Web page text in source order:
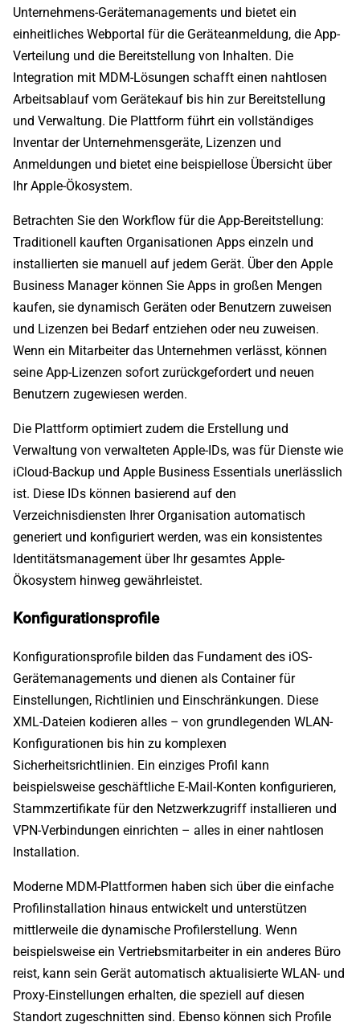
Unternehmens-Gerätemanagements und bietet ein
einheitliches Webportal für die Geräteanmeldung, die App-
Verteilung und die Bereitstellung von Inhalten. Die
Integration mit MDM-Lösungen schafft einen nahtlosen
Arbeitsablauf vom Gerätekauf bis hin zur Bereitstellung
und Verwaltung. Die Plattform führt ein vollständiges
Inventar der Unternehmensgeräte, Lizenzen und
Anmeldungen und bietet eine beispiellose Übersicht über
Ihr Apple-Ökosystem.
Betrachten Sie den Workflow für die App-Bereitstellung:
Traditionell kauften Organisationen Apps einzeln und
installierten sie manuell auf jedem Gerät. Über den Apple
Business Manager können Sie Apps in großen Mengen
kaufen, sie dynamisch Geräten oder Benutzern zuweisen
und Lizenzen bei Bedarf entziehen oder neu zuweisen.
Wenn ein Mitarbeiter das Unternehmen verlässt, können
seine App-Lizenzen sofort zurückgefordert und neuen
Benutzern zugewiesen werden.
Die Plattform optimiert zudem die Erstellung und
Verwaltung von verwalteten Apple-IDs, was für Dienste wie
iCloud-Backup und Apple Business Essentials unerlässlich
ist. Diese IDs können basierend auf den
Verzeichnisdiensten Ihrer Organisation automatisch
generiert und konfiguriert werden, was ein konsistentes
Identitätsmanagement über Ihr gesamtes Apple-
Ökosystem hinweg gewährleistet.
Konfigurationsprofile
Konfigurationsprofile bilden das Fundament des iOS-
Gerätemanagements und dienen als Container für
Einstellungen, Richtlinien und Einschränkungen. Diese
XML-Dateien kodieren alles – von grundlegenden WLAN-
Konfigurationen bis hin zu komplexen
Sicherheitsrichtlinien. Ein einziges Profil kann
beispielsweise geschäftliche E-Mail-Konten konfigurieren,
Stammzertifikate für den Netzwerkzugriff installieren und
VPN-Verbindungen einrichten – alles in einer nahtlosen
Installation.
Moderne MDM-Plattformen haben sich über die einfache
Profilinstallation hinaus entwickelt und unterstützen
mittlerweile die dynamische Profilerstellung. Wenn
beispielsweise ein Vertriebsmitarbeiter in ein anderes Büro
reist, kann sein Gerät automatisch aktualisierte WLAN- und
Proxy-Einstellungen erhalten, die speziell auf diesen
Standort zugeschnitten sind. Ebenso können sich Profile